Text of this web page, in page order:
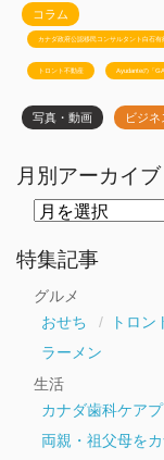
コラム
カナダ政府公認移民コンサルタント白石有
トロント不動産 Ayudanteの「
写真・動画 ビジネ
月別アーカイブ
ー
カ
特集記事
グルメ
おせち
トロ
ラーメン
生活
カナダ歯科ケア
両親・祖父母を